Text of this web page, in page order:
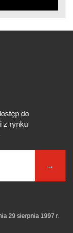
do
z rynku
29 sierpnia 1997 r.